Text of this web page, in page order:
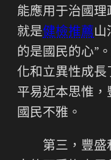
能應用于治國理
就是健檢推薦山
的是國民的心”
化和立異性成長
平易近本思惟
國民不雅。
第三，豐盛